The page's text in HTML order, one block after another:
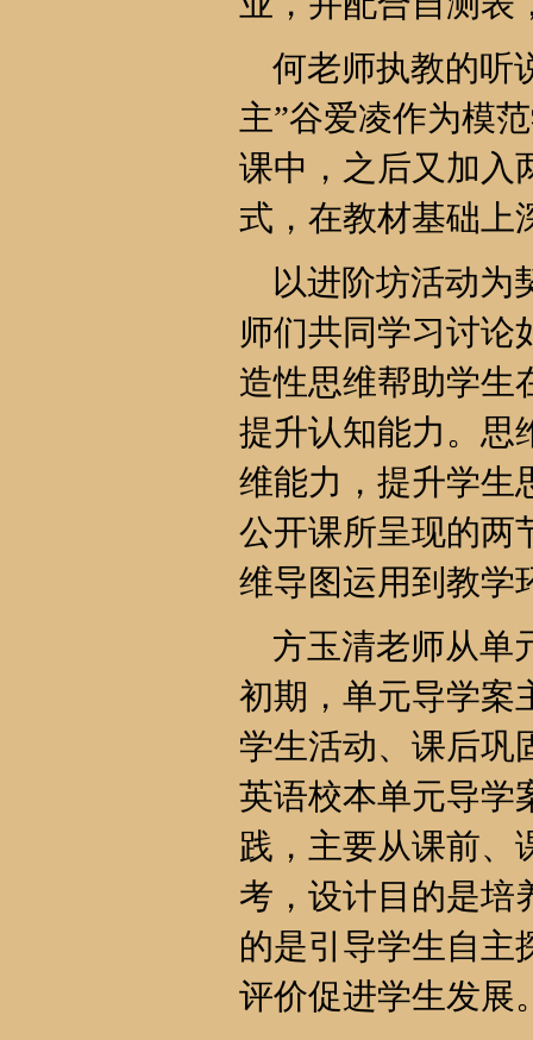
何老师执教的听
主”谷爱凌作为模
课中，之后又加入
式，在教材基础上
以进阶坊活动为
师们共同学习讨论
造性思维帮助学生
提升认知能力。思
维能力，提升学生
公开课所呈现的两
维导图运用到教学
方玉清老师从单
初期，单元导学案
学生活动、课后巩
英语校本单元导学
践，主要从课前、
考，设计目的是培
的是引导学生自主
评价促进学生发展